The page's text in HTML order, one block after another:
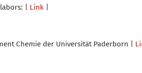
| Link
Chemie der Universität Paderborn |